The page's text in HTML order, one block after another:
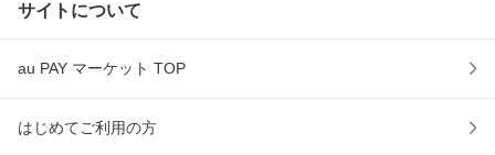
サイトについて
au PAY マーケット TOP
はじめてご利用の方